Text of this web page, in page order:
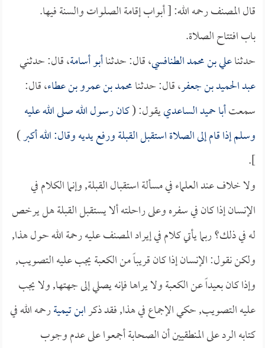
قال المصنف رحمه الله: [ أبواب إقامة الصلوات والسنة فيها.
باب افتتاح الصلاة.
حدثناعلي بن محمد الطنافسي، قال: حدثناأبو أسامة، قال: حدثني
عبد الحميد بن جعفر، قال: حدثنامحمد بن عمرو بن عطاء، قال:
سمعتأبا حميد الساعدييقول: (كان رسول الله صلى الله عليه
وسلم إذا قام إلى الصلاة استقبل القبلة ورفع يديه وقال: الله أكبر)
].
ولا خلاف عند العلماء في مسألة استقبال القبلة, وإنما الكلام في
الإنسان إذا كان في سفره وعلى راحلته ألا يستقبل القبلة هل يرخص
له في ذلك؟ ربما يأتي كلام في إيراد المصنف عليه رحمة الله حول هذا,
ولكن نقول: الإنسان إذا كان قريباً من الكعبة يجب عليه التصويب,
وإذا كان بعيداً عن الكعبة ولا يراها فإنه يصلي إلى جهتها, ولا يجب
عليه التصويب, حكي الإجماع في هذا, فقد ذكرابن تيميةرحمه الله في
كتابه الرد على المنطقيين أن الصحابة أجمعوا على عدم وجوب